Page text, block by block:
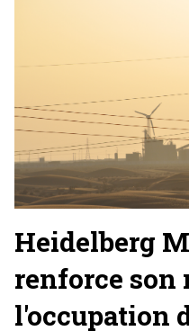
Heidelberg
renforce son
l'occupation